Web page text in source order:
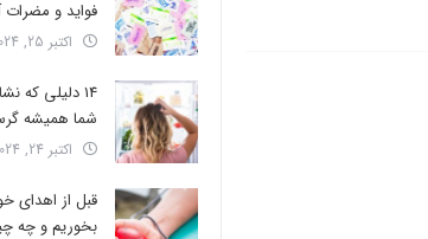
فواید و
اکتبر 25, 2024
14 دلیلی که
شما همیشه
اکتبر 24, 2024
قبل از اهدای
بخوریم و چه